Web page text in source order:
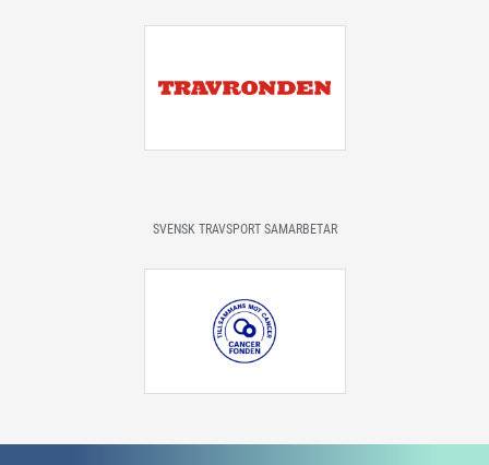
SVENSK TRAVSPORT SAMARBETAR